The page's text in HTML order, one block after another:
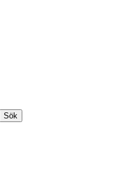
Sök